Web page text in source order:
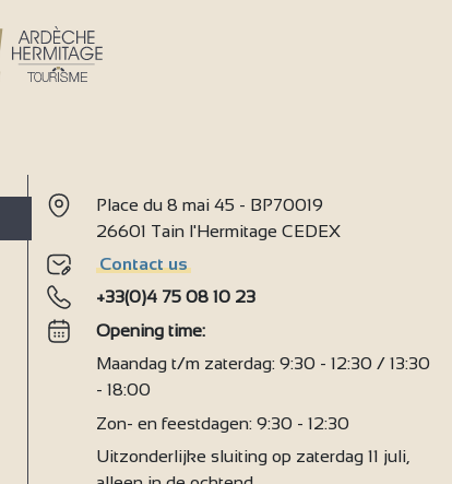
Place du 8 mai 45 - BP70019
26601 Tain l'Hermitage CEDEX
Contact us
+33(0)4 75 08 10 23
Opening time:
Maandag t/m zaterdag: 9:30 - 12:30 / 13:30
- 18:00
Zon- en feestdagen: 9:30 - 12:30
Uitzonderlijke sluiting op zaterdag 11 juli,